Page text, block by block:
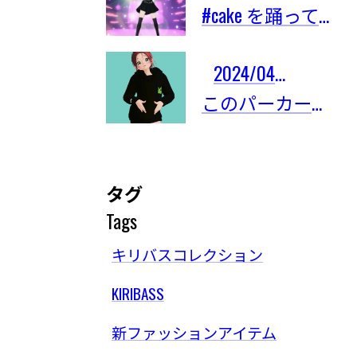
#cake を踊ってみたよ！
2024/04/03
このパーカーは限定101着しかないの！
タグ
Tags
キリバスコレクション
KIRIBASS
新ファッションアイテム